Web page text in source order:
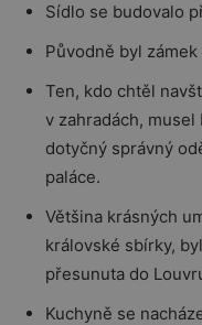
Sídlo se budovalo
Původně byl
Ten, kdo chtěl
v zahradách,
dotyčný správný
paláce.
Většina krásných
královské sbírky,
přesunuta do
Kuchyně se